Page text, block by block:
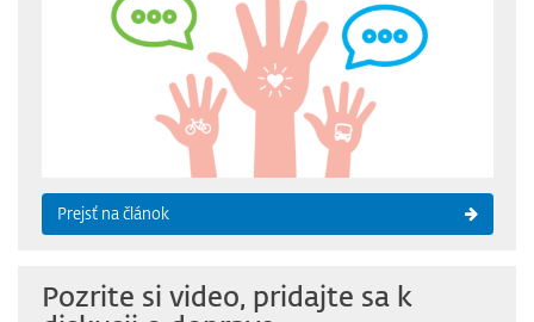
Prejsť na článok
Pozrite si video, pridajte sa k